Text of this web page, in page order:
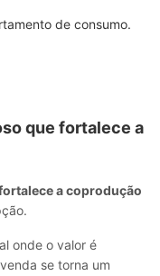
de consumo.
que fortalece a
a coprodução
onde o valor é
se torna um